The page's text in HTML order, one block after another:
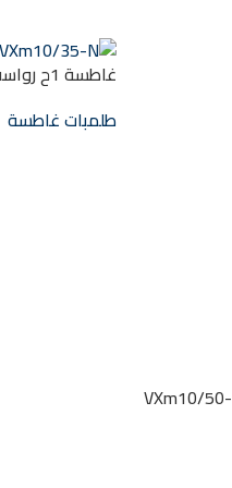
غاطسة 1ح رواسب50مم – 2″ (8.5م) VXm10/50-
طلمبات غاطسة